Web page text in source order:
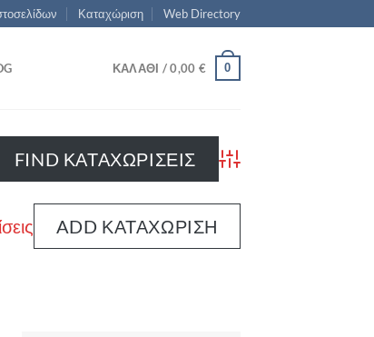
Καταχώριση Web Directory
ΚΑΛΆΘΙ /0,00 € 0
Advanced Search
ADD ΚΑΤΑΧΏΡΙΣΗ